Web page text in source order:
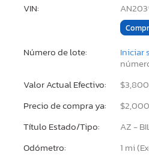
VIN:
Número de lote: Iniciar
Valor Actual Efectivo:
Precio de compra ya:
Título Estado/Tipo:
AZ -
Odómetro:
1 mi